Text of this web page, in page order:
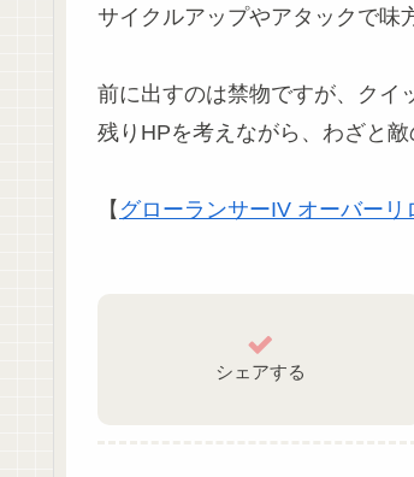
サイクルアップやアタックで味
前に出すのは禁物ですが、クイ
残りHPを考えながら、わざと
【 グローランサーIV オーバー
シェアする